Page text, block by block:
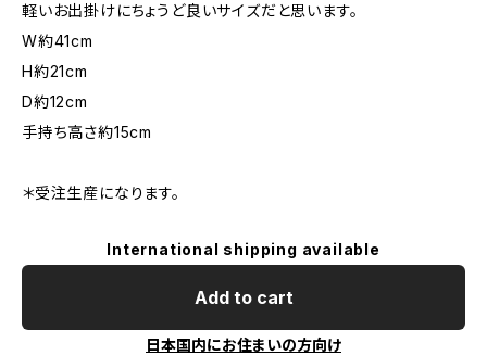
軽いお出掛けにちょうど良いサイズだと思います。
W約41cm
H約21cm
D約12cm
手持ち高さ約15cm
＊受注生産になります。
International shipping available
Add to cart
日本国内にお住まいの方向け